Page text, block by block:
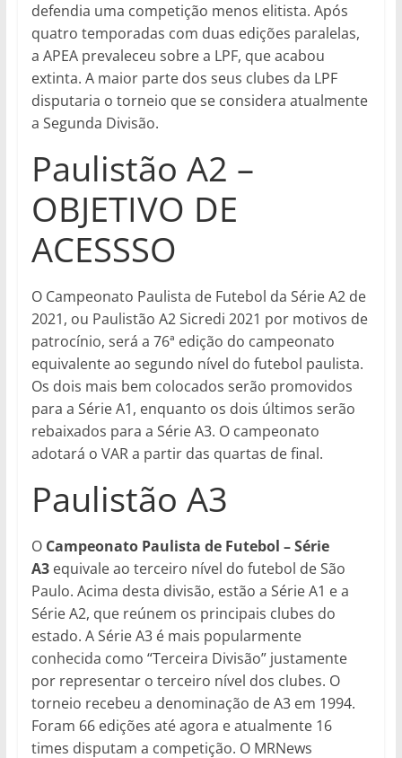
defendia uma competição menos elitista. Após
quatro temporadas com duas edições paralelas,
a APEA prevaleceu sobre a LPF, que acabou
extinta. A maior parte dos seus clubes da LPF
disputaria o torneio que se considera atualmente
a Segunda Divisão.
Paulistão A2 –
OBJETIVO DE
ACESSSO
O Campeonato Paulista de Futebol da Série A2 de
2021, ou Paulistão A2 Sicredi 2021 por motivos de
patrocínio, será a 76ª edição do campeonato
equivalente ao segundo nível do futebol paulista.
Os dois mais bem colocados serão promovidos
para a Série A1, enquanto os dois últimos serão
rebaixados para a Série A3. O campeonato
adotará o VAR a partir das quartas de final.
Paulistão A3
O Campeonato Paulista de Futebol – Série
A3equivale ao terceiro nível do futebol de São
Paulo. Acima desta divisão, estão a Série A1 e a
Série A2, que reúnem os principais clubes do
estado. A Série A3 é mais popularmente
conhecida como “Terceira Divisão” justamente
por representar o terceiro nível dos clubes. O
torneio recebeu a denominação de A3 em 1994.
Foram 66 edições até agora e atualmente 16
times disputam a competição. O MRNews